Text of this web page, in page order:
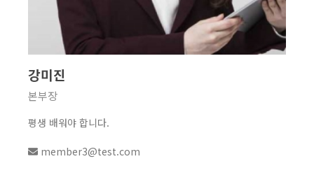
강미진
본부장
평생 배워야 합니다.
member3@test.com